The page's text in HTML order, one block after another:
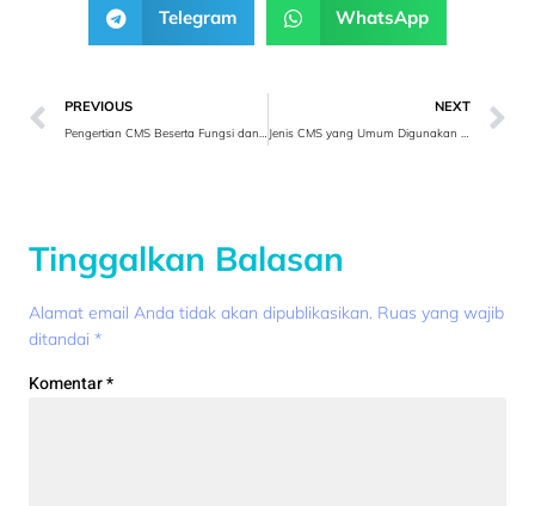
Telegram WhatsApp
PREVIOUS NEXT
Tinggalkan Balasan
Alamat email Anda tidak akan dipublikasikan. Ruas yang wajib
ditandai *
Komentar*